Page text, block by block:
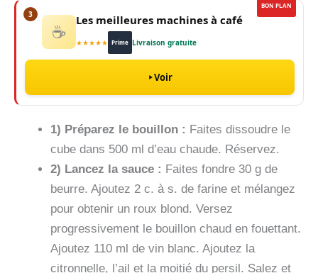
BON PLAN
3
☕ Les meilleures machines à café
★★★★★ Prime Livraison gratuite
Voir
1) Préparez le bouillon : Faites dissoudre le
cube dans 500 ml d’eau chaude. Réservez.
2) Lancez la sauce : Faites fondre 30 g de
beurre. Ajoutez 2 c. à s. de farine et mélangez
pour obtenir un roux blond. Versez
progressivement le bouillon chaud en fouettant.
Ajoutez 110 ml de vin blanc. Ajoutez la
citronnelle, l’ail et la moitié du persil. Salez et